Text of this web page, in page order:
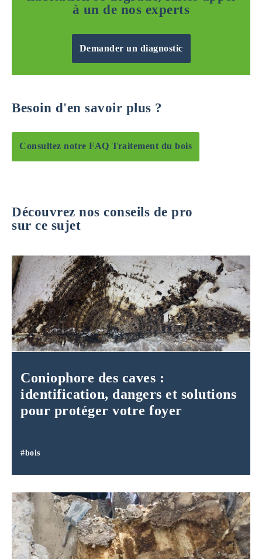
à un de nos experts
Demander un diagnostic
Besoin d'en savoir plus ?
Consultez notre FAQ Traitement du bois
Découvrez nos conseils de pro
sur ce sujet
Coniophore des caves :
identification, dangers et solutions
pour protéger votre foyer
#bois